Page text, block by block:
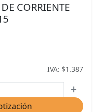
CORRIENTE
IVA: $1.387